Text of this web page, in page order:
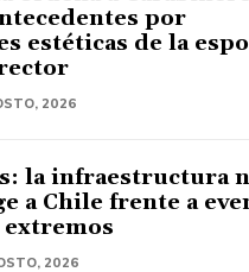
por
estéticas de la
2026
la infraestructura
a Chile frente a
2026